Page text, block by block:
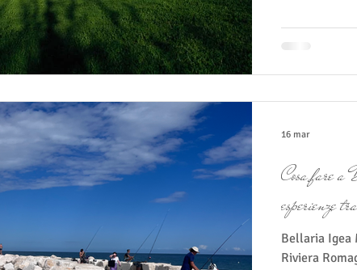
diventare
Cosa fare
esperienze
Bellaria Igea Marina è una delle
Riviera
16 mar